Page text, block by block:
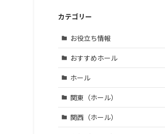
区・江
区 (39)
| … 八王
子市・
武蔵野
市・三
鷹市・
日野
市・西
東京
市 (16)
市 (14)
市・草
戸田
市・蕨
市 (6)
| … 三郷
市・所
沢市・
| … 羽曳
柏原
市・富
田林
市・泉
市・河
市 (3)
鶴市 (4)
宇陀
カテゴリー
お役立ち情報
おすすめホール
ホール
関東（ホール）
関西（ホール）